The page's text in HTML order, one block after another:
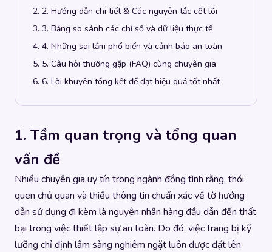
2. Hướng dẫn chi tiết & Các nguyên tắc cốt lõi
3. Bảng so sánh các chỉ số và dữ liệu thực tế
4. Những sai lầm phổ biến và cảnh báo an toàn
5. Câu hỏi thường gặp (FAQ) cùng chuyên gia
6. Lời khuyên tổng kết để đạt hiệu quả tốt nhất
1. Tầm quan trọng và tổng quan
vấn đề
Nhiều chuyên gia uy tín trong ngành đồng tình rằng, thói
quen chủ quan và thiếu thông tin chuẩn xác về tờ hướng
dẫn sử dụng đi kèm là nguyên nhân hàng đầu dẫn đến thất
bại trong việc thiết lập sự an toàn. Do đó, việc trang bị kỹ
lưỡng chỉ định lâm sàng nghiêm ngặt luôn được đặt lên